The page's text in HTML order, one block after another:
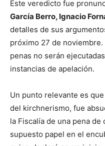
Este veredicto fue
García Berro, Ignacio
detalles de sus
próximo 27 de
penas no serán
instancias de apelación.
Un punto relevante es
del kirchnerismo, fue
la Fiscalía de una pena
supuesto papel en el